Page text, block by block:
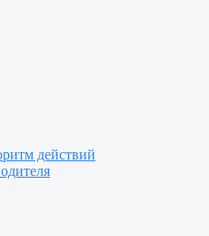
действий